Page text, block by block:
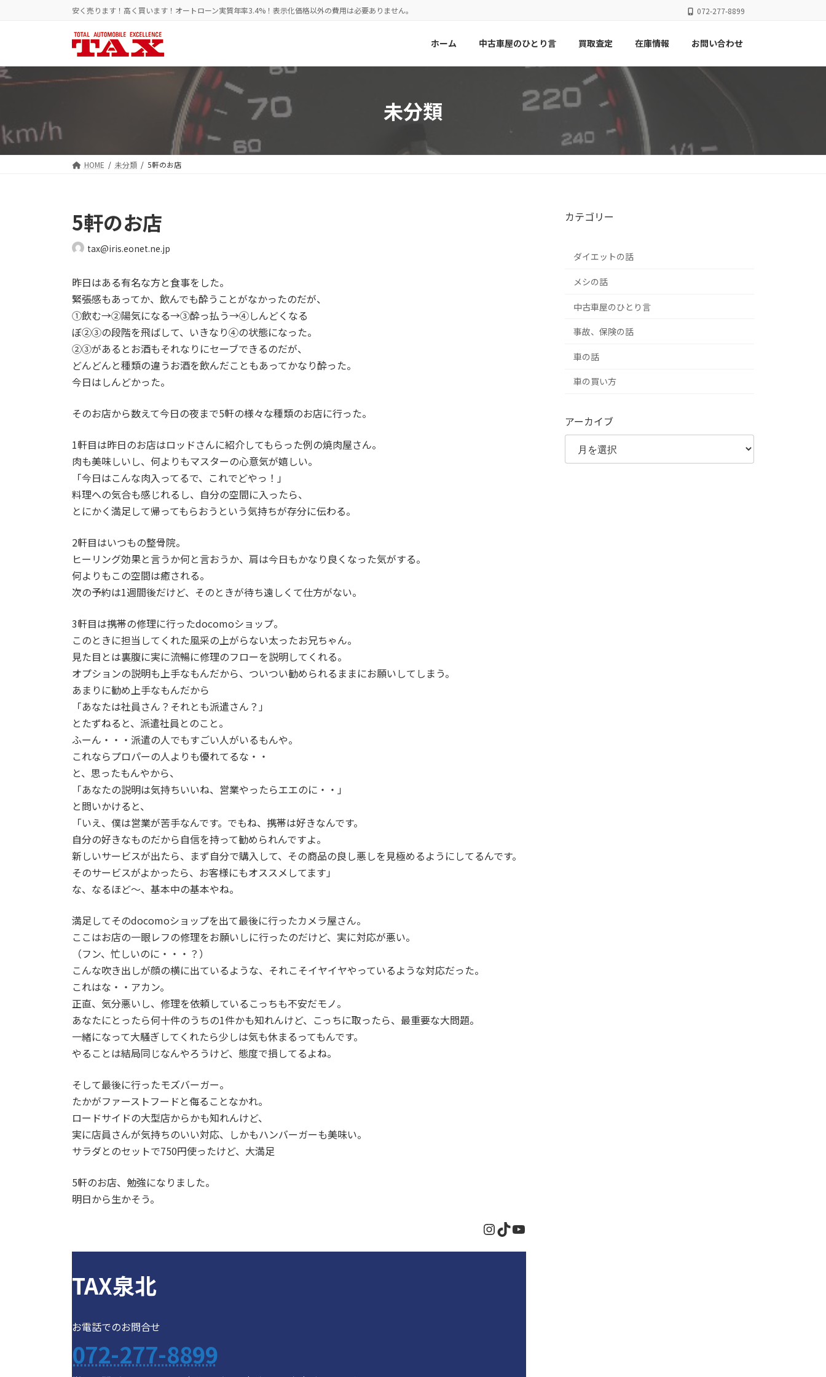
ツ
へ
ッ
プ
シ
ョ
移
動
安く売ります！高く買います！オートローン実質年率3.4%！表示化価格以外の費用は必要ありません。 072-277-8899
ホーム 中古車屋のひとり言 買取査定 在庫情報 お問い合わせ
未分類
HOME 未分類 5軒のお店
5軒のお店
tax@iris.eonet.ne.jp
昨日はある有名な方と食事をした。
緊張感もあってか、飲んでも酔うことがなかったのだが、
①飲む→②陽気になる→③酔っ払う→④しんどくなる
ぼ②③の段階を飛ばして、いきなり④の状態になった。
②③があるとお酒もそれなりにセーブできるのだが、
どんどんと種類の違うお酒を飲んだこともあってかなり酔った。
今日はしんどかった。
そのお店から数えて今日の夜まで5軒の様々な種類のお店に行った。
1軒目は昨日のお店はロッドさんに紹介してもらった例の焼肉屋さん。
肉も美味しいし、何よりもマスターの心意気が嬉しい。
「今日はこんな肉入ってるで、これでどやっ！」
料理への気合も感じれるし、自分の空間に入ったら、
とにかく満足して帰ってもらおうという気持ちが存分に伝わる。
2軒目はいつもの整骨院。
ヒーリング効果と言うか何と言おうか、肩は今日もかなり良くなった気がする。
何よりもこの空間は癒される。
次の予約は1週間後だけど、そのときが待ち遠しくて仕方がない。
3軒目は携帯の修理に行ったdocomoショップ。
このときに担当してくれた風采の上がらない太ったお兄ちゃん。
見た目とは裏腹に実に流暢に修理のフローを説明してくれる。
オプションの説明も上手なもんだから、ついつい勧められるままにお願いしてしまう。
あまりに勧め上手なもんだから
「あなたは社員さん？それとも派遣さん？」
とたずねると、派遣社員とのこと。
ふーん・・・派遣の人でもすごい人がいるもんや。
これならプロパーの人よりも優れてるな・・
と、思ったもんやから、
「あなたの説明は気持ちいいね、営業やったらエエのに・・」
と問いかけると、
「いえ、僕は営業が苦手なんです。でもね、携帯は好きなんです。
自分の好きなものだから自信を持って勧められんですよ。
新しいサービスが出たら、まず自分で購入して、その商品の良し悪しを見極めるようにしてるんです。
そのサービスがよかったら、お客様にもオススメしてます」
な、なるほど～、基本中の基本やね。
満足してそのdocomoショップを出て最後に行ったカメラ屋さん。
ここはお店の一眼レフの修理をお願いしに行ったのだけど、実に対応が悪い。
（フン、忙しいのに・・・？）
こんな吹き出しが顔の横に出ているような、それこそイヤイヤやっているような対応だった。
これはな・・アカン。
正直、気分悪いし、修理を依頼しているこっちも不安だモノ。
あなたにとったら何十件のうちの1件かも知れんけど、こっちに取ったら、最重要な大問題。
一緒になって大騒ぎしてくれたら少しは気も休まるってもんです。
やることは結局同じなんやろうけど、態度で損してるよね。
そして最後に行ったモズバーガー。
たかがファーストフードと侮ることなかれ。
ロードサイドの大型店からかも知れんけど、
実に店員さんが気持ちのいい対応、しかもハンバーガーも美味い。
サラダとのセットで750円使ったけど、大満足
5軒のお店、勉強になりました。
明日から生かそう。
Instagram
TikTok
YouTube
TAX泉北
お電話でのお問合せ
072-277-8899
カテゴリー
ダイエットの話
メシの話
中古車屋のひとり言
事故、保険の話
車の話
車の買い方
アーカイブ